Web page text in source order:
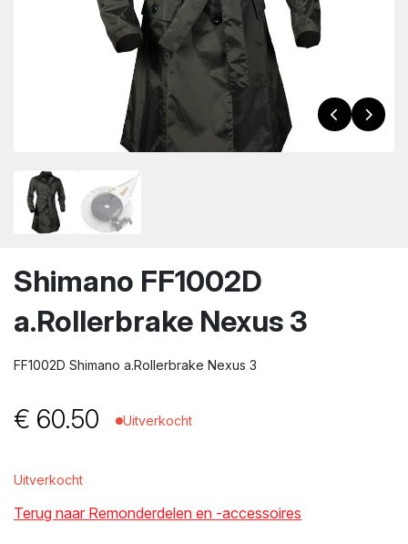
Shimano FF1002D
a.Rollerbrake Nexus 3
FF1002D Shimano a.Rollerbrake Nexus 3
€ 60.50 Uitverkocht
Uitverkocht
Terug naar Remonderdelen en -accessoires